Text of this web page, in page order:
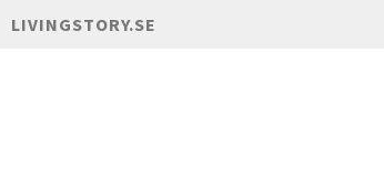
LIVINGSTORY.SE